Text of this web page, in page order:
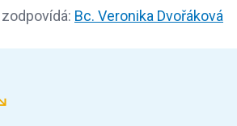
Bc. Veronika Dvořáková